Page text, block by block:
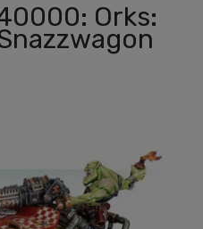
Orks: